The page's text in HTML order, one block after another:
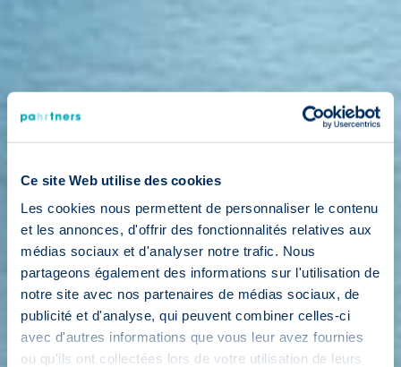
Ce site Web utilise des cookies
Les cookies nous permettent de personnaliser le contenu
et les annonces, d'offrir des fonctionnalités relatives aux
médias sociaux et d'analyser notre trafic. Nous
partageons également des informations sur l'utilisation de
notre site avec nos partenaires de médias sociaux, de
publicité et d'analyse, qui peuvent combiner celles-ci
avec d'autres informations que vous leur avez fournies
ou qu'ils ont collectées lors de votre utilisation de leurs